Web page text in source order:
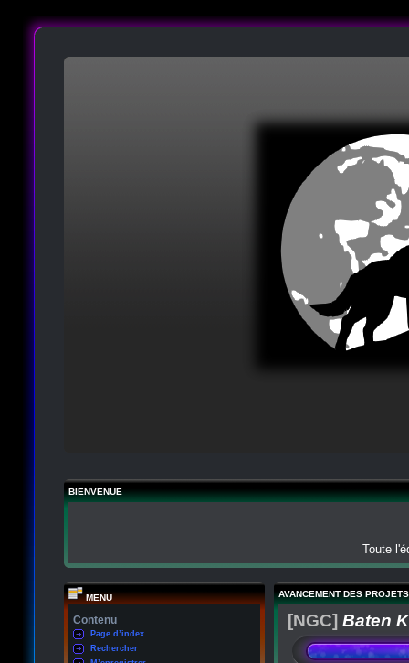
BIENVENUE
Toute
MENU
Contenu
Page d’index
Rechercher
AVANCEMENT DES PROJETS
[NGC] Baten